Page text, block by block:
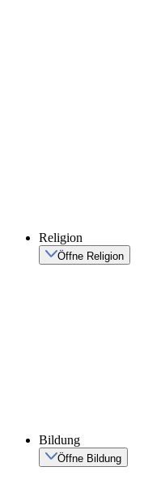
Religion
Öffne Religion
Bildung
Öffne Bildung